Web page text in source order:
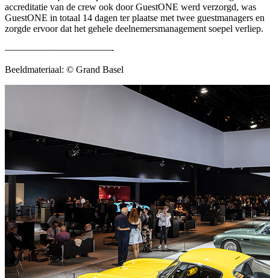
accreditatie van de crew ook door GuestONE werd verzorgd, was
GuestONE in totaal 14 dagen ter plaatse met twee guestmanagers en
zorgde ervoor dat het gehele deelnemersmanagement soepel verliep.
———————————-
Beeldmateriaal: © Grand Basel